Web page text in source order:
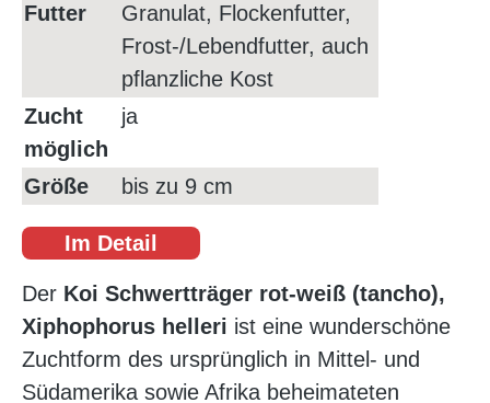
Futter
Granulat, Flockenfutter,
Frost-/Lebendfutter, auch
pflanzliche Kost
Zucht
möglich
ja
Größe bis zu 9 cm
Im Detail
Der Koi Schwertträger rot-weiß (tancho),
Xiphophorus helleri ist eine wunderschöne
Zuchtform des ursprünglich in Mittel- und
Südamerika sowie Afrika beheimateten